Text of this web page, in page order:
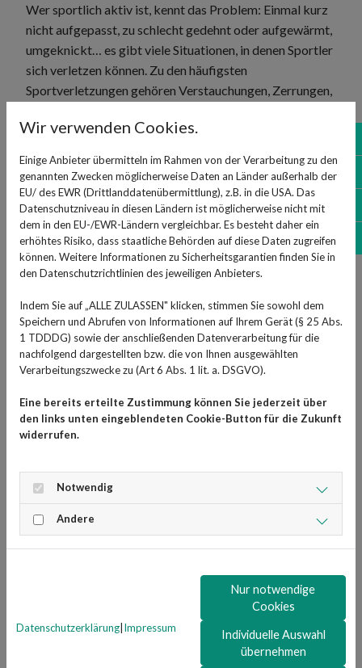
Wer sportlich aktiv ist, kennt das Problem: Einmal kurz
nicht aufgepasst, zu schlecht gedehnt oder aufgewärmt,
umgeknickt… es gibt viele Situationen, in denen Sportler
sich verletzen können. Zu den häufigsten
Sportverletzungen gehören Verstauchungen, Zerrungen,
Verletzungen
Wenn die Sportverletzung akut und schwer ist, bleibt oft
nichts übrig, als zumindest eine Ärztin oder einen Arzt
aufzusuchen. Wenn es nicht sowieso gleich ins
Krankenhaus geht, weil die Verletzungen zu schwer sind,
Skiunfall. Aber auch leichte Verletzungen sollten
zunächst von einer Ärztin oder einem Arzt begutachtet
werden. Handelt es sich dann tatsächlich um eine
Verletzung, bei der nicht groß etwas gemacht werden
schmerzlindernd oder entzündungshemmend wirken und
die Heilung beschleunigen. Arnika beispielsweise wird
angewendet. Es wird oft als Salbe oder Gel auf die
betroffene Stelle aufgetragen und sanft einmassiert. Es
kann.
Sie haben Fragen zu Heilpflanzen bei
Sportverletzungen oder Naturheilkunde im
Allgemeinen? Gesundheits-Experten und -
Wir verwenden Cookies.
Einige Anbieter übermitteln im Rahmen von der Verarbeitung zu den
genannten Zwecken möglicherweise Daten an Länder außerhalb der
EU/ des EWR (Drittlanddatenübermittlung), z.B. in die USA. Das
Datenschutzniveau in diesen Ländern ist möglicherweise nicht mit
dem in den EU-/EWR-Ländern vergleichbar. Es besteht daher ein
erhöhtes Risiko, dass staatliche Behörden auf diese Daten zugreifen
können. Weitere Informationen zu Sicherheitsgarantien finden Sie in
den Datenschutzrichtlinien des jeweiligen Anbieters.
Indem Sie auf „ALLE ZULASSEN" klicken, stimmen Sie sowohl dem
Speichern und Abrufen von Informationen auf Ihrem Gerät (§ 25 Abs.
1 TDDDG) sowie der anschließenden Datenverarbeitung für die
nachfolgend dargestellten bzw. die von Ihnen ausgewählten
Verarbeitungszwecke zu (Art 6 Abs. 1 lit. a. DSGVO).
Eine bereits erteilte Zustimmung können Sie jederzeit über
den links unten eingeblendeten Cookie-Button für die Zukunft
widerrufen.
Notwendig
Andere
Datenschutzerklärung Impressum
Nur notwendige
Cookies
Individuelle Auswahl
übernehmen